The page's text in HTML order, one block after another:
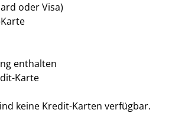
oder Visa)
enthalten
Karte
keine Kredit-Karten verfügbar.